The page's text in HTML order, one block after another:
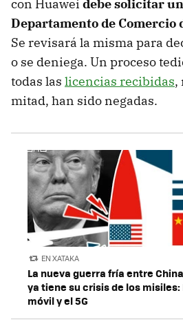
con Huawei debe solicitar
Departamento de Comercio
Se revisará la misma para
o se deniega. Un proceso
todas las licencias recibidas,
mitad, han sido negadas.
EN XATAKA
La nueva guerra fría entre
ya tiene su crisis de los
móvil y el 5G